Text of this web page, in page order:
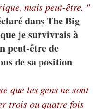
mais peut-être. "
dans The Big
je survivrais à
peut-être de
de sa position
que les gens ne sont
trois ou quatre fois